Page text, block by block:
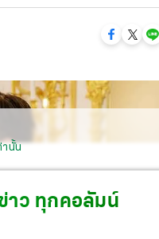
านั้น
าว ทุกคอลัมน์